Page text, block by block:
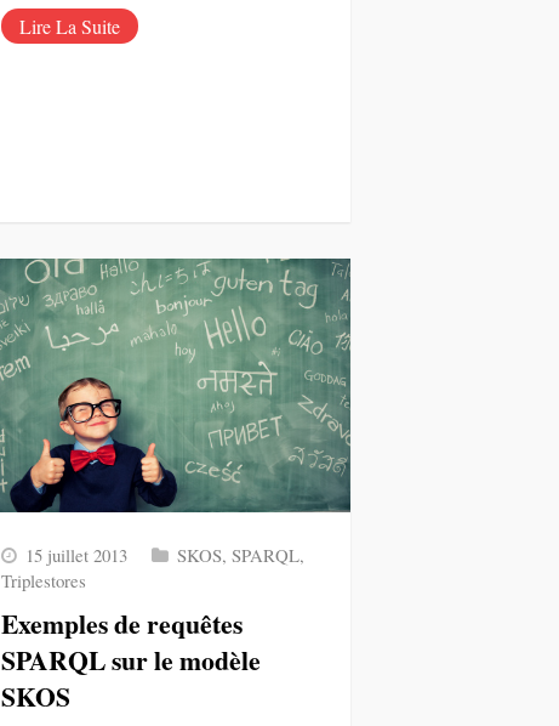
Lire La Suite
15 juillet 2013 SKOS, SPARQL,
Triplestores
Exemples de requêtes
SPARQL sur le modèle
SKOS